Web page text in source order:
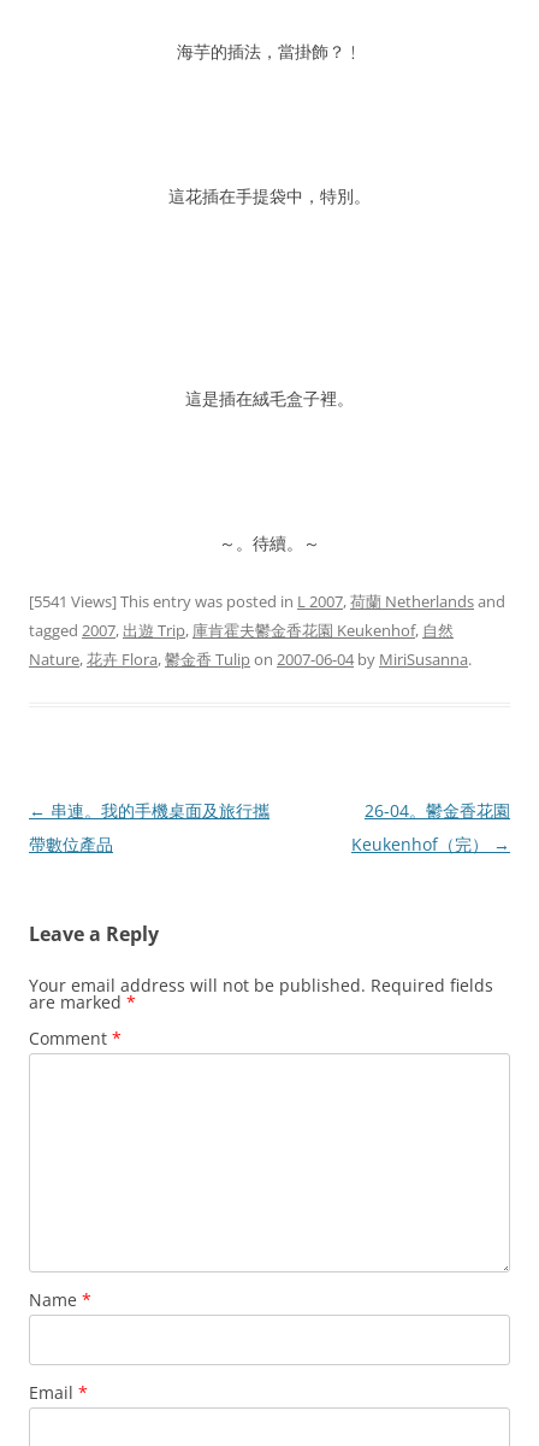
海芋的插法，當掛飾？﹗
這花插在手提袋中，特別。
這是插在絨毛盒子裡。
～。待續。～
[5541 Views] This entry was posted in L 2007,荷蘭 Netherlandsand
tagged 2007, 出遊 Trip, 庫肯霍夫鬱金香花園 Keukenhof, 自然
Nature,花卉 Flora,鬱金香 Tulipon 2007-06-04by MiriSusanna.
Post
navigation
← 串連。我的手機桌面及旅行攜
帶數位產品
26-04。鬱金香花園
Keukenhof（完）
→
Leave a Reply
Your email address will not be published. Required fields
are marked *
Comment *
Name *
Email *